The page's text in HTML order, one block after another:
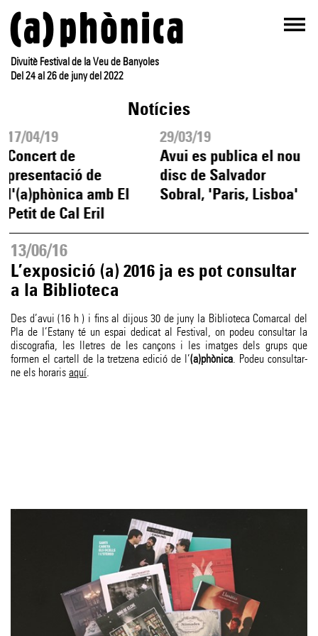
Divuitè Festival de la Veu de Banyoles
Del 24 al 26 de juny del 2022
Notícies
17/04/19
Concert de
presentació de
l'(a)phònica amb El
Petit de Cal Eril
29/03/19
Avui es publica el nou
disc de Salvador
Sobral, 'Paris, Lisboa'
13/06/16
L’exposició (a) 2016 ja es pot consultar
a la Biblioteca
Des d’avui (16 h ) i fins al dijous 30 de juny la Biblioteca Comarcal del
Pla de l’Estany té un espai dedicat al Festival, on podeu consultar la
discografia, les lletres de les cançons i les imatges dels grups que
formen el cartell de la tretzena edició de l’(a)phònica. Podeu consultar-
ne els horarisaquí.